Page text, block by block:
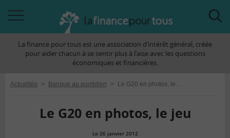
àLa finance pour tous est une association d’intérêt général, créée
pour aider chacun à se sentir plus à l’aise avec les questions
économiques et financières.
Actualités > Banque au quotidien > Le G20 en photos, le jeu
Le G20 en photos, le jeu
Le 26 janvier 2012